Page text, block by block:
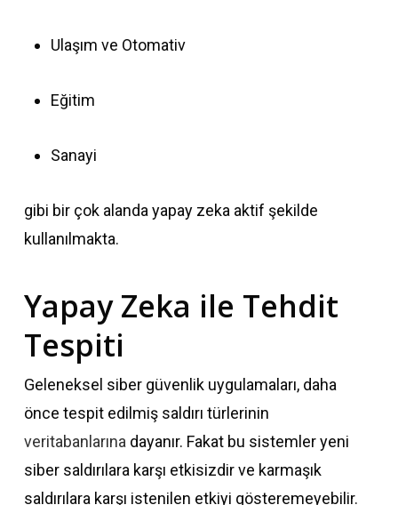
Ulaşım ve Otomativ
Eğitim
Sanayi
gibi bir çok alanda yapay zeka aktif şekilde
kullanılmakta.
Yapay Zeka ile Tehdit
Tespiti
Geleneksel siber güvenlik uygulamaları, daha
önce tespit edilmiş saldırı türlerinin
veritabanlarına dayanır. Fakat bu sistemler yeni
siber saldırılara karşı etkisizdir ve karmaşık
saldırılara karşı istenilen etkiyi gösteremeyebilir.